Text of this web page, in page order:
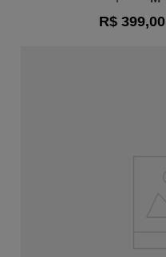
R$ 399,00